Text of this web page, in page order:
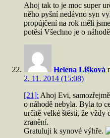
Ahoj tak to je moc super
něho pyšní nedávno syn
propújčení na rok měli
potěsí Všechno je o
Helena Lišková
2. 11. 2014 (15:08)
[21]: Ahoj Evi,
o náhodě nebyla. Byla to
určitě velké štěstí, že vždy
zranění.
Gratuluji k synové výhře.